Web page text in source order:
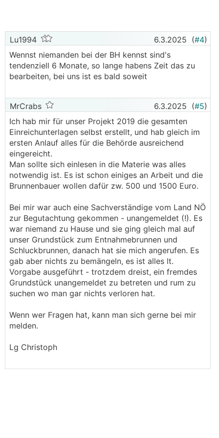
Lu1994 6.3.2025 (#4)
Wennst niemanden bei der BH kennst sind's
tendenziell 6 Monate, so lange habens Zeit das zu
bearbeiten, bei uns ist es bald soweit
MrCrabs 6.3.2025 (#5)
Ich hab mir für unser Projekt 2019 die gesamten
Einreichunterlagen selbst erstellt, und hab gleich im
ersten Anlauf alles für die Behörde ausreichend
eingereicht.
Man sollte sich einlesen in die Materie was alles
notwendig ist. Es ist schon einiges an Arbeit und die
Brunnenbauer wollen dafür zw. 500 und 1500 Euro.
Bei mir war auch eine Sachverständige vom Land NÖ
zur Begutachtung gekommen - unangemeldet (!). Es
war niemand zu Hause und sie ging gleich mal auf
unser Grundstück zum Entnahmebrunnen und
Schluckbrunnen, danach hat sie mich angerufen. Es
gab aber nichts zu bemängeln, es ist alles lt.
Vorgabe ausgeführt - trotzdem dreist, ein fremdes
Grundstück unangemeldet zu betreten und rum zu
suchen wo man gar nichts verloren hat.
Wenn wer Fragen hat, kann man sich gerne bei mir
melden.
Lg Christoph